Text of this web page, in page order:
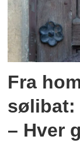
Fra
sølibat:
– Hver